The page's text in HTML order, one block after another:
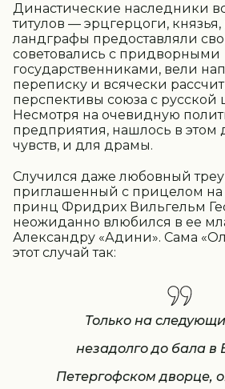
Династические наследники
титулов — эрцгерцоги,
ландграфы предоставляли
советовались с придворными
государственниками, вели
переписку и всячески
перспективы союза с русской
Несмотря на очевидную
предприятия, нашлось в этом
чувств, и для драмы.
Случился даже любовный
приглашенный с прицелом на
принц Фридрих Вильгельм
неожиданно влюбился в ее
Александру «Адини». Сама
этот случай так:
Только на
незадолго до бала в
Петергофском дворце,